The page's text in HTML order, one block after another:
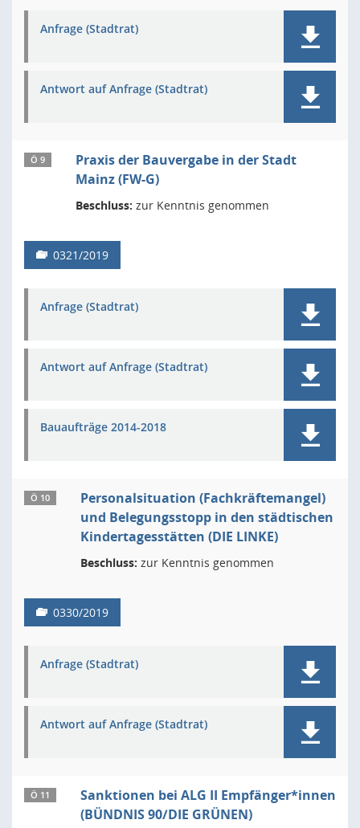
Anfrage (Stadtrat)
Antwort auf Anfrage (Stadtrat)
Ö 9
Praxis der Bauvergabe in der Stadt
Mainz (FW-G)
Beschluss: zur Kenntnis genommen
0321/2019
Anfrage (Stadtrat)
Antwort auf Anfrage (Stadtrat)
Bauaufträge 2014-2018
Ö 10
Personalsituation (Fachkräftemangel)
und Belegungsstopp in den städtischen
Kindertagesstätten (DIE LINKE)
Beschluss: zur Kenntnis genommen
0330/2019
Anfrage (Stadtrat)
Antwort auf Anfrage (Stadtrat)
Ö 11
Sanktionen bei ALG II Empfänger*innen
(BÜNDNIS 90/DIE GRÜNEN)